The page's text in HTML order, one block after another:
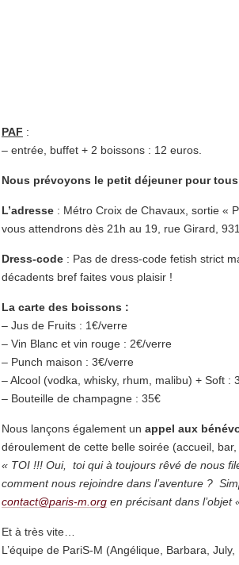
PAF :
– entrée, buffet + 2 boissons : 12 euros.
Nous prévoyons le petit déjeuner pour
L’adresse : Métro Croix de Chavaux, sortie «
vous attendrons dès 21h au 19, rue Girard,
Dress-code : Pas de dress-code fetish strict
décadents bref faites vous plaisir !
La carte des boissons :
– Jus de Fruits : 1€/verre
– Vin Blanc et vin rouge : 2€/verre
– Punch maison : 3€/verre
– Alcool (vodka, whisky, rhum, malibu) + Soft :
– Bouteille de champagne : 35€
Nous lançons également un appel aux
déroulement de cette belle soirée (accueil, bar,
« TOI !!! Oui, toi qui à toujours rêvé de nous
comment nous rejoindre dans l’aventure ?
contact@paris-m.org en précisant dans l’objet
Et à très vite…
L’équipe de PariS-M (Angélique, Barbara,